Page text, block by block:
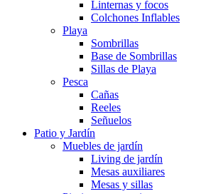
Linternas y focos
Colchones Inflables
Playa
Sombrillas
Base de Sombrillas
Sillas de Playa
Pesca
Cañas
Reeles
Señuelos
Patio y Jardín
Muebles de jardín
Living de jardín
Mesas auxiliares
Mesas y sillas